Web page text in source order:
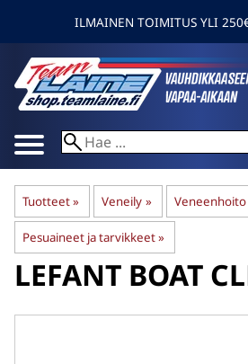
ILMAINEN TOIMITUS YLI
Tuotteet‪» Veneily ‪» Veneenhoito
Pesuaineet ja tarvikkeet‪»
LEFANT BOAT